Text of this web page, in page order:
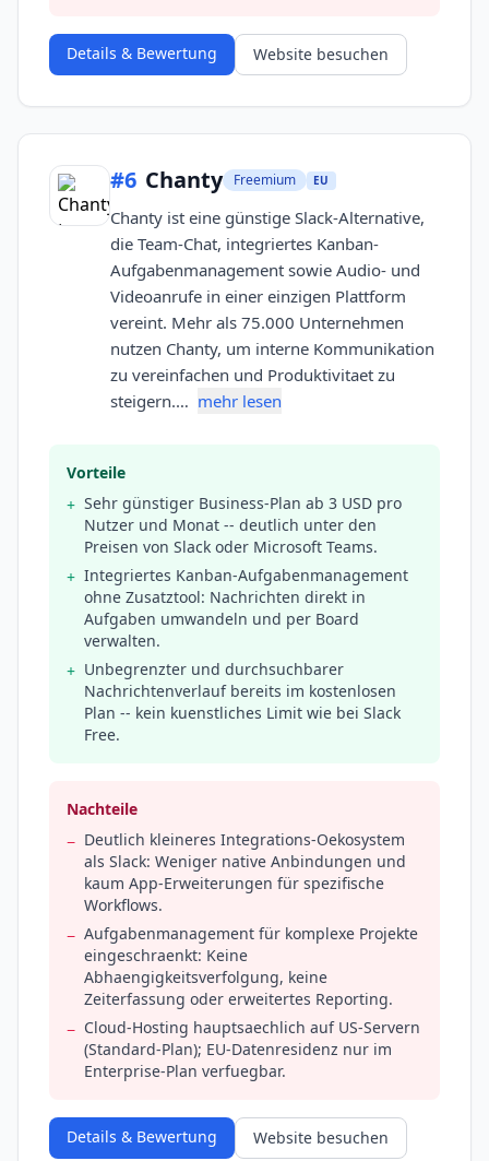
Details & Bewertung Website besuchen
#6 Chanty Freemium EU
Chanty ist eine günstige Slack-Alternative,
die Team-Chat, integriertes Kanban-
Aufgabenmanagement sowie Audio- und
Videoanrufe in einer einzigen Plattform
vereint. Mehr als 75.000 Unternehmen
nutzen Chanty, um interne Kommunikation
zu vereinfachen und Produktivitaet zu
steigern.… mehr lesen
Vorteile
+ Sehr günstiger Business-Plan ab 3 USD pro
Nutzer und Monat -- deutlich unter den
Preisen von Slack oder Microsoft Teams.
+ Integriertes Kanban-Aufgabenmanagement
ohne Zusatztool: Nachrichten direkt in
Aufgaben umwandeln und per Board
verwalten.
+ Unbegrenzter und durchsuchbarer
Nachrichtenverlauf bereits im kostenlosen
Plan -- kein kuenstliches Limit wie bei Slack
Free.
Nachteile
− Deutlich kleineres Integrations-Oekosystem
als Slack: Weniger native Anbindungen und
kaum App-Erweiterungen für spezifische
Workflows.
− Aufgabenmanagement für komplexe Projekte
eingeschraenkt: Keine
Abhaengigkeitsverfolgung, keine
Zeiterfassung oder erweitertes Reporting.
− Cloud-Hosting hauptsaechlich auf US-Servern
(Standard-Plan); EU-Datenresidenz nur im
Enterprise-Plan verfuegbar.
Details & Bewertung Website besuchen